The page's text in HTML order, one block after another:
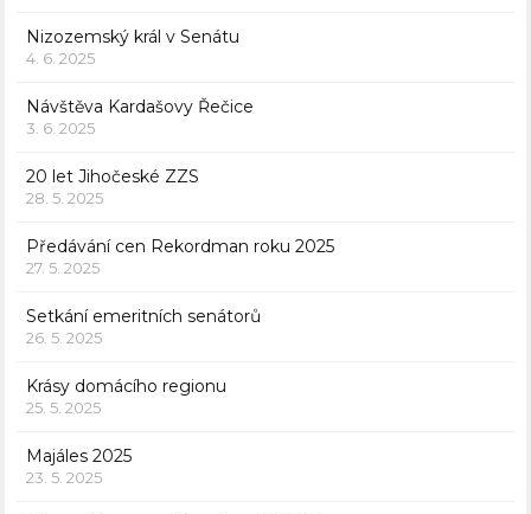
Nizozemský král v Senátu
4. 6. 2025
Návštěva Kardašovy Řečice
3. 6. 2025
20 let Jihočeské ZZS
28. 5. 2025
Předávání cen Rekordman roku 2025
27. 5. 2025
Setkání emeritních senátorů
26. 5. 2025
Krásy domácího regionu
25. 5. 2025
Majáles 2025
23. 5. 2025